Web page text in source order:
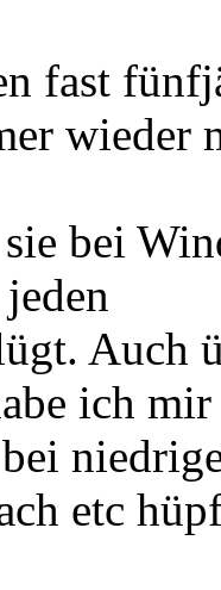
fast
wieder
bei
Auch
ich
etc